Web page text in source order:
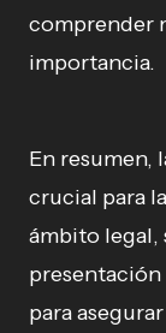
comprender
importancia.
En resumen,
crucial para
ámbito legal,
para